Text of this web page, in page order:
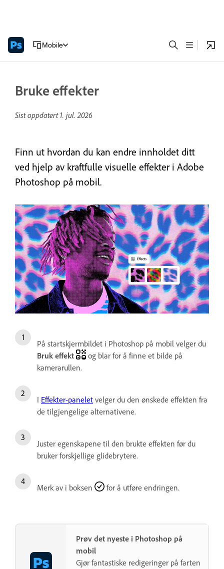
Mobile
Bruke effekter
Sist oppdatert 1. jul. 2026
Finn ut hvordan du kan endre innholdet ditt
ved hjelp av kraftfulle visuelle effekter i Adobe
Photoshop på mobil.
På startskjermbildet i Photoshop på mobil velger du
Bruk effekt
og blar for å finne et bilde på
kamerarullen.
I Effekter-panelet velger du den ønskede effekten fra
de tilgjengelige alternativene.
Juster egenskapene til den brukte effekten før du
bruker forskjellige glidebrytere.
Merk av i boksen for å utføre endringen.
Prøv det nyeste i Photoshop på
mobil
Gjør fantastiske redigeringer på farten